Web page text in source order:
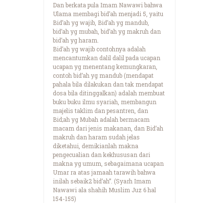
Dan berkata pula Imam Nawawi bahwa
Ulama membagi bid’ah menjadi 5, yaitu
Bid’ah yg wajib, Bid’ah yg mandub,
bid’ah yg mubah, bid’ah yg makruh dan
bid’ah yg haram.
Bid’ah yg wajib contohnya adalah
mencantumkan dalil dalil pada ucapan
ucapan yg menentang kemungkaran,
contoh bid’ah yg mandub (mendapat
pahala bila dilakukan dan tak mendapat
dosa bila ditinggalkan) adalah membuat
buku buku ilmu syariah, membangun
majelis taklim dan pesantren, dan
Bid;ah yg Mubah adalah bermacam
macam dari jenis makanan, dan Bid’ah
makruh dan haram sudah jelas
diketahui, demikianlah makna
pengecualian dan kekhususan dari
makna yg umum, sebagaimana ucapan
Umar ra atas jamaah tarawih bahwa
inilah sebaik2 bid’ah”. (Syarh Imam
Nawawi ala shahih Muslim Juz 6 hal
154-155)